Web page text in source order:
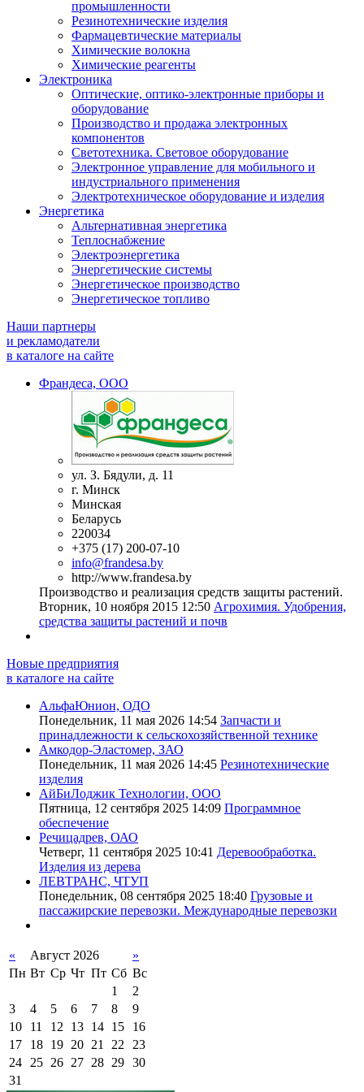
промышленности
Резинотехнические изделия
Фармацевтические материалы
Химические волокна
Химические реагенты
Электроника
Оптические, оптико-электронные приборы и
оборудование
Производство и продажа электронных
компонентов
Светотехника. Световое оборудование
Электронное управление для мобильного и
индустриального применения
Электротехническое оборудование и изделия
Энергетика
Альтернативная энергетика
Теплоснабжение
Электроэнергетика
Энергетические системы
Энергетическое производство
Энергетическое топливо
Наши партнеры
и рекламодатели
в каталоге на сайте
Франдеса, ООО
ул. З. Бядули, д. 11
г. Минск
Минская
Беларусь
220034
+375 (17) 200-07-10
info@frandesa.by
http://www.frandesa.by
Производство и реализация средств защиты растений.
Вторник, 10 ноября 2015 12:50 Агрохимия. Удобрения,
средства защиты растений и почв
Новые предприятия
в каталоге на сайте
АльфаЮнион, ОДО
Понедельник, 11 мая 2026 14:54 Запчасти и
принадлежности к сельскохозяйственной технике
Амкодор-Эластомер, ЗАО
Понедельник, 11 мая 2026 14:45 Резинотехнические
изделия
АйБиЛоджик Технологии, ООО
Пятница, 12 сентября 2025 14:09 Программное
обеспечение
Речицадрев, ОАО
Четверг, 11 сентября 2025 10:41 Деревообработка.
Изделия из дерева
ЛЕВТРАНС, ЧТУП
Понедельник, 08 сентября 2025 18:40 Грузовые и
пассажирские перевозки. Международные перевозки
« Август 2026
»
Пн Вт Ср Чт Пт Сб Вс
1
2
3
4 5 6 7 8
9
10
11 12 13 14 15
16
17
18 19 20 21 22
23
24
25 26 27 28 29 30
31